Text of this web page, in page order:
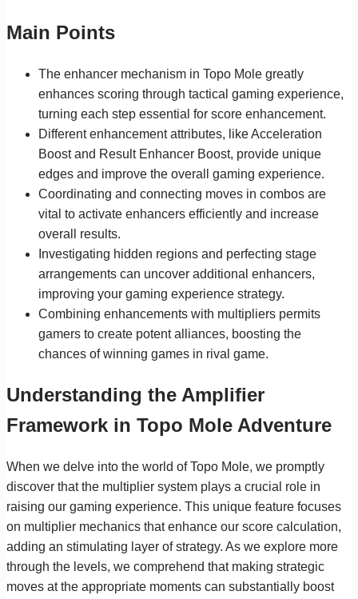
Main Points
The enhancer mechanism in Topo Mole greatly
enhances scoring through tactical gaming experience,
turning each step essential for score enhancement.
Different enhancement attributes, like Acceleration
Boost and Result Enhancer Boost, provide unique
edges and improve the overall gaming experience.
Coordinating and connecting moves in combos are
vital to activate enhancers efficiently and increase
overall results.
Investigating hidden regions and perfecting stage
arrangements can uncover additional enhancers,
improving your gaming experience strategy.
Combining enhancements with multipliers permits
gamers to create potent alliances, boosting the
chances of winning games in rival game.
Understanding the Amplifier
Framework in Topo Mole Adventure
When we delve into the world of Topo Mole, we promptly
discover that the multiplier system plays a crucial role in
raising our gaming experience. This unique feature focuses
on multiplier mechanics that enhance our score calculation,
adding an stimulating layer of strategy. As we explore more
through the levels, we comprehend that making strategic
moves at the appropriate moments can substantially boost